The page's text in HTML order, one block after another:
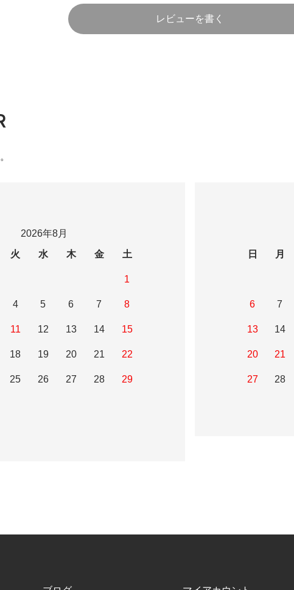
レビューを書く
2026年8月
火 水 木 金 土
1
4 5 6 7 8
11 12 13 14 15
18 19 20 21 22
25 26 27 28 29
日
月
6 7
13 14
20 21
27 28